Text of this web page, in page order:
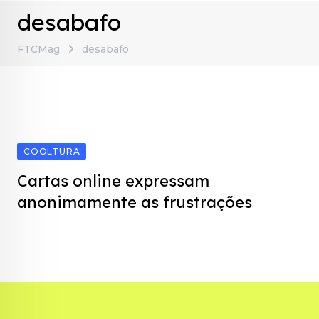
desabafo
FTCMag desabafo
COOLTURA
Cartas online expressam
anonimamente as frustrações